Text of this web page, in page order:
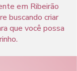
em Ribeirão
buscando criar
que você possa